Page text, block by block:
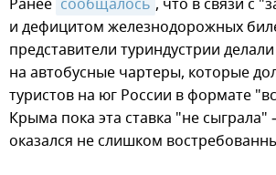
и дефицитом железнодорожных
представители туриндустрии
на автобусные чартеры, которые
туристов на юг России в формате
Крыма пока эта ставка "не сыграла"
оказался не слишком